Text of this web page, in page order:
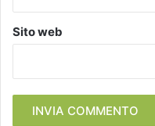
Sito web